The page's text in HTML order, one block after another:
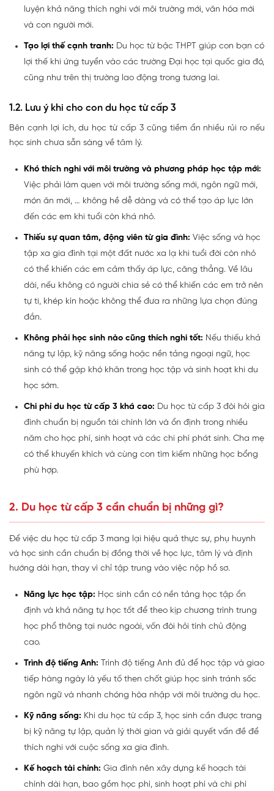
luyện khả năng thích nghi với môi trường mới, văn hóa mới
và con người mới.
Tạo lợi thế cạnh tranh: Du học từ bậc THPT giúp con bạn có
lợi thế khi ứng tuyển vào các trường Đại học tại quốc gia đó,
cũng như trên thị trường lao động trong tương lai.
1.2. Lưu ý khi cho con du học từ cấp 3
Bên cạnh lợi ích, du học từ cấp 3 cũng tiềm ẩn nhiều rủi ro nếu
học sinh chưa sẵn sàng về tâm lý.
Khó thích nghi với môi trường và phương pháp học tập mới:
Việc phải làm quen với môi trường sống mới, ngôn ngữ mới,
món ăn mới, … không hề dễ dàng và có thể tạo áp lực lớn
đến các em khi tuổi còn khá nhỏ.
Thiếu sự quan tâm, động viên từ gia đình: Việc sống và học
tập xa gia đình tại một đất nước xa lạ khi tuổi đời còn nhỏ
có thể khiến các em cảm thấy áp lực, căng thẳng. Về lâu
dài, nếu không có người chia sẻ có thể khiến các em trở nên
tự ti, khép kín hoặc không thể đưa ra những lựa chọn đúng
đắn.
Không phải học sinh nào cũng thích nghi tốt: Nếu thiếu khả
năng tự lập, kỹ năng sống hoặc nền tảng ngoại ngữ, học
sinh có thể gặp khó khăn trong học tập và sinh hoạt khi du
học sớm.
Chi phí du học từ cấp 3 khá cao: Du học từ cấp 3 đòi hỏi gia
đình chuẩn bị nguồn tài chính lớn và ổn định trong nhiều
năm cho học phí, sinh hoạt và các chi phí phát sinh. Cha mẹ
có thể khuyến khích và cùng con tìm kiếm những học bổng
phù hợp.
2. Du học từ cấp 3 cần chuẩn bị những gì?
Để việc du học từ cấp 3 mang lại hiệu quả thực sự, phụ huynh
và học sinh cần chuẩn bị đồng thời về học lực, tâm lý và định
hướng dài hạn, thay vì chỉ tập trung vào việc nộp hồ sơ.
Năng lực học tập: Học sinh cần có nền tảng học tập ổn
định và khả năng tự học tốt để theo kịp chương trình trung
học phổ thông tại nước ngoài, vốn đòi hỏi tính chủ động
cao.
Trình độ tiếng Anh: Trình độ tiếng Anh đủ để học tập và giao
tiếp hàng ngày là yếu tố then chốt giúp học sinh tránh sốc
ngôn ngữ và nhanh chóng hòa nhập với môi trường du học.
Kỹ năng sống: Khi du học từ cấp 3, học sinh cần được trang
bị kỹ năng tự lập, quản lý thời gian và giải quyết vấn đề để
thích nghi với cuộc sống xa gia đình.
Kế hoạch tài chính: Gia đình nên xây dựng kế hoạch tài
chính dài hạn, bao gồm học phí, sinh hoạt phí và chi phí